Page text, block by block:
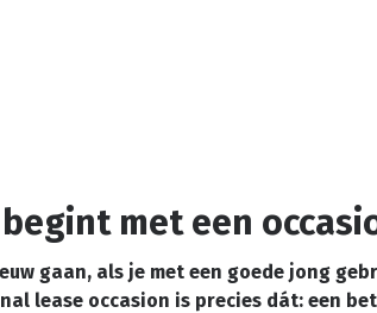
met een
gaan, als je met een goede jong
lease occasion is precies dát: een